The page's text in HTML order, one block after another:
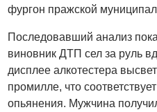
фургон пражской
Последовавший анализ
виновник ДТП сел за руль
дисплее алкотестера
промилле, что
опьянения. Мужчина